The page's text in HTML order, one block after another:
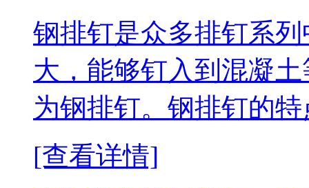
钢排钉是众多排钉系
大，能够钉入到混凝
为钢排钉。钢排钉的
[查看详情]